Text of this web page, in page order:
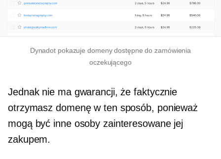
Dynadot pokazuje domeny dostępne do zamówienia
oczekującego
Jednak nie ma gwarancji, że faktycznie
otrzymasz domenę w ten sposób, ponieważ
mogą być inne osoby zainteresowane jej
zakupem.